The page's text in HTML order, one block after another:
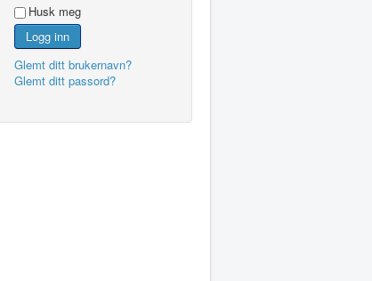
Husk meg
Logg inn
Glemt ditt brukernavn?
Glemt ditt passord?